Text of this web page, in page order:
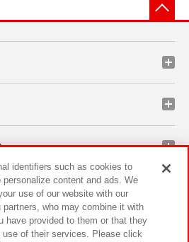
ン
identifiers such as cookies to
content and ads. We
use of our website with our
who may combine it with
have provided to them or that they
use of their services. Please click